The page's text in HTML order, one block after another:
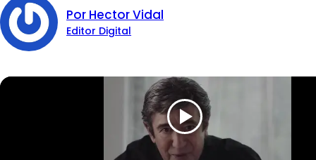
Por Hector Vidal
Editor Digital